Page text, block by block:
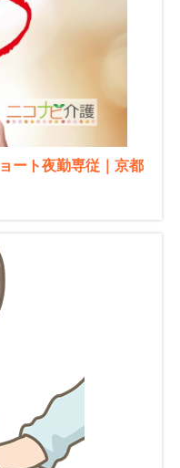
ート夜勤専従｜京都